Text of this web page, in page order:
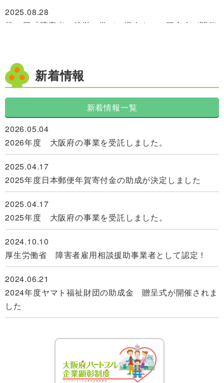
2026.07.25
2026年7月の定例会を開催します！
ぐ懇談会を開催します
2026.06.23. ～ 2027.02.26
学生インターンシップ 就活準備講座を開講していま
す！
2026.05.23
第26回年次総会と記念講演会のお知らせ
2026.05.21. ～ 2027.03.31
学生インターンシップ事業 2026年度事業のご案内
2026.03.07
学生インターンシップ 障害者就労支援説明＆相談会開
催します
2026.03.03
障がい者職場リーダー交流会を開催します！
2026.02.28
2026年2月 ジョブコーチアドバンスト研修のご案内
2025.08.28
第56回「障害者に就労と学びの機会を！」研究会が開催
2025.08.22
「発達凸凹バラエティショー」のご案内が届きました
2025.06.25. ～ 2025.07.14
2025年６月度 大阪府からのご案内
2025.06.20
第55回「障害者に就労と学びの機会を！」研究会が開催
されます
2025.06.15
クロスジョブ設立15周年記念イベントが開催されます！
2025.05.15
ＪＳＮ研究所 実践研究報告会が開催されます
2025.04.18
第54回「障害者に就労と学びの機会を！」研究会が開催
されます
2025.03.07. ～ 2025.03.08
企業の人事担当者向け 職場体験研修が開催されます！
新着情報
新着情報一覧
2026.05.04
2026年度 大阪府の事業を受託しました。
2025.04.17
2025年度日本郵便年賀寄付金の助成が決定しました
2025.04.17
2025年度 大阪府の事業を受託しました。
2024.10.10
厚生労働省 障害者雇用相談援助事業者として認定！
2024.06.21
2024年度ヤマト福祉財団の助成金 贈呈式が開催されま
した